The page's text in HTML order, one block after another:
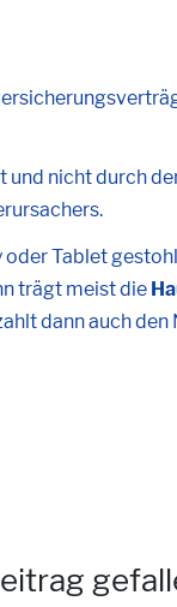
nicht durch
Tablet
trägt meist die
dann auch